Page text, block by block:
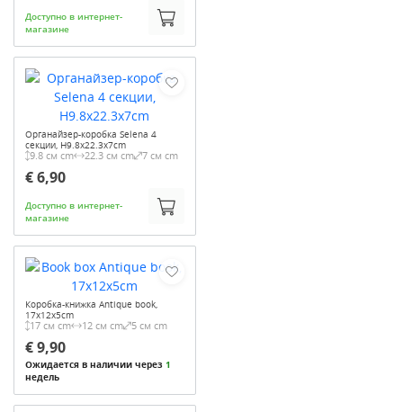
Доступно в интернет-
магазине
Органайзер-коробка Selena 4
секции, H9.8x22.3x7cm
9.8 см cm 22.3 см cm 7 см cm
€ 6,90
Доступно в интернет-
магазине
Коробка-книжка Antique book,
17x12x5cm
17 см cm 12 см cm 5 см cm
€ 9,90
Ожидается в наличии через 1
недель